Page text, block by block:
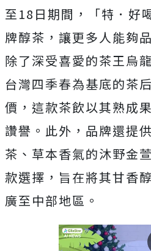
至18日期間，「特．好
牌醇茶，讓更多人能夠
除了深受喜愛的茶王烏
台灣四季春為基底的茶
價，這款茶飲以其熟成
讚譽。此外，品牌還提
茶、草本香氣的沐野金
款選擇，旨在將其甘香
廣至中部地區。